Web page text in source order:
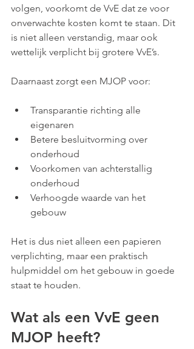
volgen, voorkomt de VvE dat ze voor
onverwachte kosten komt te staan. Dit
is niet alleen verstandig, maar ook
wettelijk verplicht bij grotere VvE’s.
Daarnaast zorgt een MJOP voor:
Transparantie richting alle
eigenaren
Betere besluitvorming over
onderhoud
Voorkomen van achterstallig
onderhoud
Verhoogde waarde van het
gebouw
Het is dus niet alleen een papieren
verplichting, maar een praktisch
hulpmiddel om het gebouw in goede
staat te houden.
Wat als een VvE geen
MJOP heeft?